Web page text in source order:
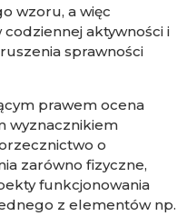
wzoru, a więc
aktywności i
sprawności
prawem ocena
wyznacznikiem
o
zarówno fizyczne,
funkcjonowania
z elementów np.